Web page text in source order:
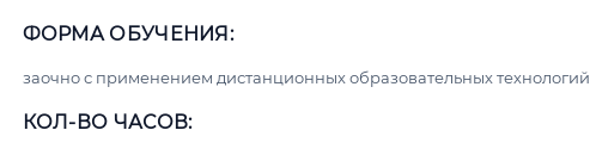
ФОРМА ОБУЧЕНИЯ:
заочно с применением дистанционных образовательных технологий
КОЛ-ВО ЧАСОВ: